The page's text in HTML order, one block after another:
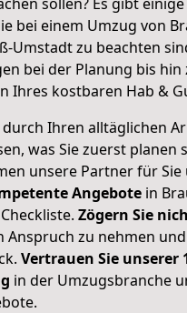
bei einem Umzug von
Umstadt zu beachten
bei der Planung bis hin
Ihres kostbaren Hab &
durch Ihren alltäglichen
was Sie zuerst planen
unsere Partner für Sie
Angebote in
Zögern Sie
Anspruch zu nehmen
Vertrauen Sie unserer
in der Umzugsbranche